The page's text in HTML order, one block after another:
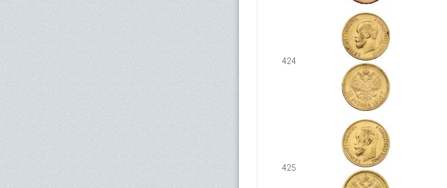
424
425